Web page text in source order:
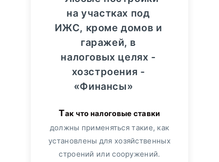
на участках под
ИЖС, кроме домов и
гаражей, в
налоговых целях -
хозстроения -
«Финансы»
Так что налоговые ставки
должны применяться такие, как
установлены для хозяйственных
строений или сооружений.